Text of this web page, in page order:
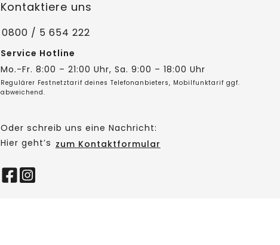
Kontaktiere uns
0800 / 5 654 222
Service Hotline
Mo.-Fr. 8:00 – 21:00 Uhr, Sa. 9:00 – 18:00 Uhr
Regulärer Festnetztarif deines Telefonanbieters, Mobilfunktarif ggf.
abweichend.
Oder schreib uns eine Nachricht:
Hier geht’s zum Kontaktformular